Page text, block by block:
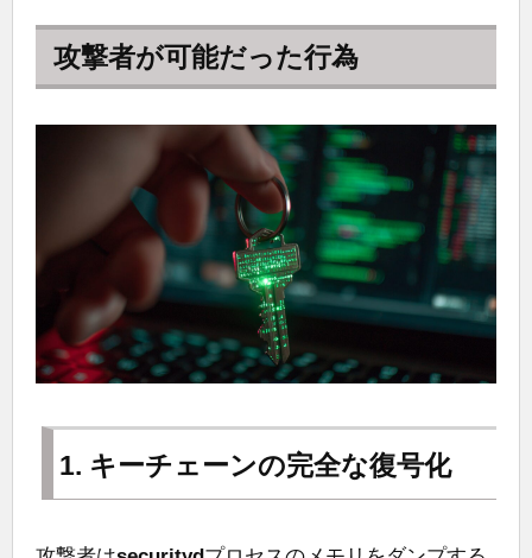
攻撃者が可能だった行為
1. キーチェーンの完全な復号化